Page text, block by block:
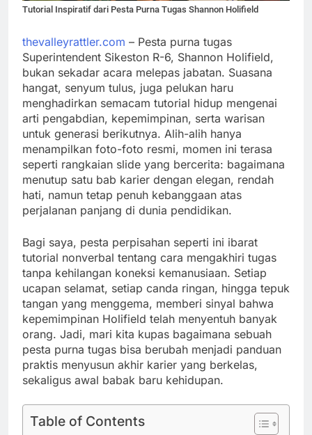
Tutorial Inspiratif dari Pesta Purna Tugas Shannon Holifield
thevalleyrattler.com – Pesta purna tugas
Superintendent Sikeston R-6, Shannon Holifield,
bukan sekadar acara melepas jabatan. Suasana
hangat, senyum tulus, juga pelukan haru
menghadirkan semacam tutorial hidup mengenai
arti pengabdian, kepemimpinan, serta warisan
untuk generasi berikutnya. Alih-alih hanya
menampilkan foto-foto resmi, momen ini terasa
seperti rangkaian slide yang bercerita: bagaimana
menutup satu bab karier dengan elegan, rendah
hati, namun tetap penuh kebanggaan atas
perjalanan panjang di dunia pendidikan.
Bagi saya, pesta perpisahan seperti ini ibarat
tutorial nonverbal tentang cara mengakhiri tugas
tanpa kehilangan koneksi kemanusiaan. Setiap
ucapan selamat, setiap canda ringan, hingga tepuk
tangan yang menggema, memberi sinyal bahwa
kepemimpinan Holifield telah menyentuh banyak
orang. Jadi, mari kita kupas bagaimana sebuah
pesta purna tugas bisa berubah menjadi panduan
praktis menyusun akhir karier yang berkelas,
sekaligus awal babak baru kehidupan.
Table of Contents